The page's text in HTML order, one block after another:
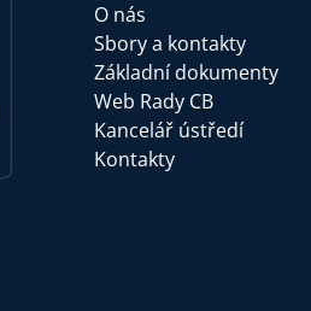
O nás
Sbory a kontakty
Základní dokumenty
Web Rady CB
Kancelář ústředí
Kontakty